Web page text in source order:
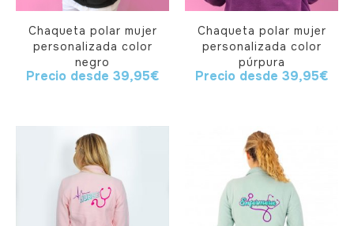
Chaqueta polar mujer
personalizada color
negro
Precio desde 39,95€
Chaqueta polar mujer
personalizada color
púrpura
Precio desde 39,95€